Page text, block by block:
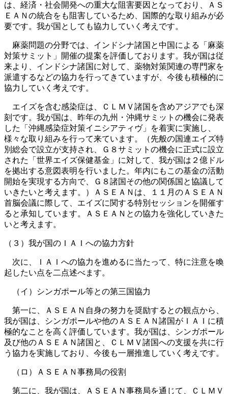
は、経済・社会開発への重大な阻害要因となっており、ＡＳ
ＥＡＮの統合をも阻害しているため、国際的な取り組みが必
要です。我が国としても協力していく考えです。
麻薬問題の分野では、インドシナ諸国と中国による「麻薬
対策サミット」開催の提案を評価しております。我が国は従
来より、インドシナ諸国に対して、薬物対策関連の専門家を
派遣するなどの協力を行ってきていますが、今後も積極的に
協力していく考えです。
エイズを含む感染症は、ＣＬＭＶ諸国を含めアジアでも深
刻です。我が国は、昨年の九州・沖縄サミットの機会に発表
した「沖縄感染症対策イニシアティヴ」を着実に実施し、
様々な取り組みを行って来ています。（先般の国連エイズ特
別総会で設立が支持され、Ｇ８サミットの機会に正式に設立
された「世界エイズ保健基金」に対して、我が国は２億ドル
を拠出する意図表明を行いました。年内にもこの基金の活動
開始を実現する方向で、Ｇ８諸国その他の関係国と協議して
いきたいと考えます。）ＡＳＥＡＮは、１１月のＡＳＥＡＮ
首脳会議に際して、エイズに関する特別セッションを開催す
ると承知しています。ＡＳＥＡＮとの協力を強化していきた
いと考えます。
（３）我が国のＩＡＩへの協力方針
次に、ＩＡＩへの協力を進めるに当たって、特に注意を喚
起したい点を二点述べます。
（イ）シンガポール等との第三国協力
第一に、ＡＳＥＡＮ自身の努力を奨励するとの観点から、
我が国は、シンガポールや他のＡＳＥＡＮ諸国がＩＡＩに積
極的なことを高く評価しています。我が国は、シンガポール
及び他のＡＳＥＡＮ諸国と、ＣＬＭＶ諸国への支援を共に行
う協力を実施しており、今後も一層推進していく考えです。
（ロ）ＡＳＥＡＮ事務局の役割
第二に、我が国は、ＡＳＥＡＮ事務局を通じて、ＣＬＭＶ